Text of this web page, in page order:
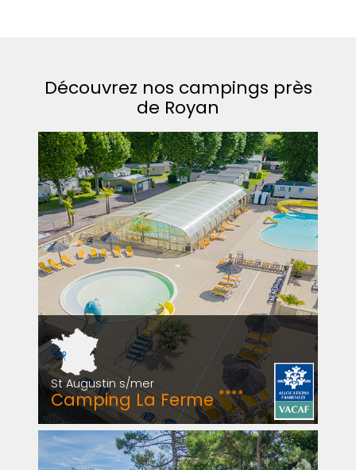
Découvrez nos campings près
de Royan
St Augustin s/mer
Camping La Ferme****